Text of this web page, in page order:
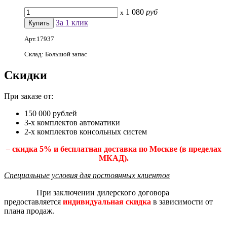
x 1 080 руб
За 1 клик
Арт.17937
Склад: Большой запас
Скидки
При заказе от:
150 000 рублей
3-х комплектов автоматики
2-х комплектов консольных систем
– скидка 5% и бесплатная доставка по Москве (в пределах
МКАД).
Специальные условия для постоянных клиентов
При заключении дилерского договора
предоставляется индивидуальная скидка в зависимости от
плана продаж.